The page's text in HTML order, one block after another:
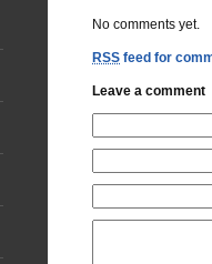
No comments yet.
RSS feed for
Leave a comment